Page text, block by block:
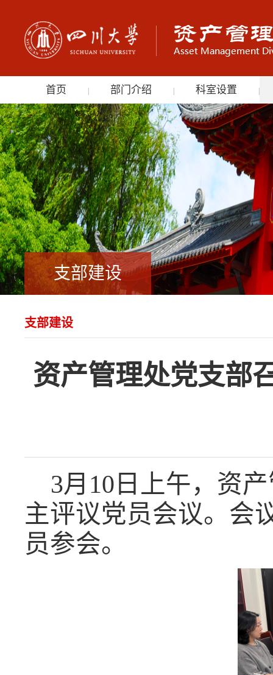
首页 部门介绍 科室设置
支部建设
支部建设
资产管理处党支部
3月10日上午，资
主评议党员会议。会
员参会。